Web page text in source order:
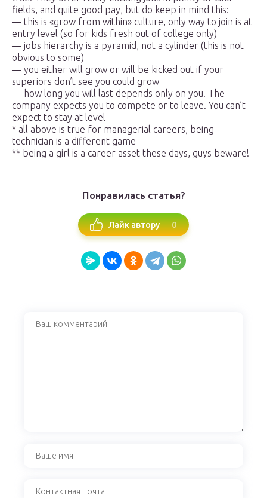
fields, and quite good pay, but do keep in mind this:
— this is «grow from within» culture, only way to join is at
entry level (so for kids fresh out of college only)
— jobs hierarchy is a pyramid, not a cylinder (this is not
obvious to some)
— you either will grow or will be kicked out if your
superiors don’t see you could grow
— how long you will last depends only on you. The
company expects you to compete or to leave. You can’t
expect to stay at level
* all above is true for managerial careers, being
technician is a different game
** being a girl is a career asset these days, guys beware!
Понравилась статья?
Лайк автору 0